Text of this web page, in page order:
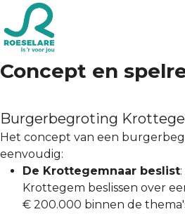
Concept en
Burgerbegroting
Het concept van een
eenvoudig:
De Krottegemnaar beslist
Krottegem beslissen over
€ 200.000 binnen de